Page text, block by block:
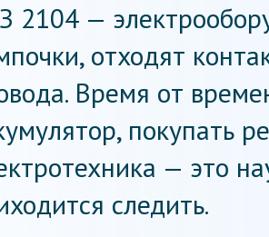
2104 —
отходят
Время от
покупать
— это
следить.